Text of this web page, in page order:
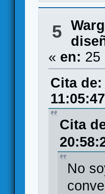
5
« en: 25
Cita
11:05:47
Cita
No